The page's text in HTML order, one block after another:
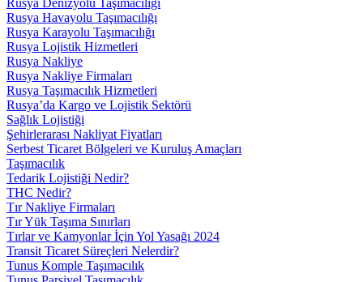
Rusya Havayolu Taşımacılığı
Rusya Karayolu Taşımacılığı
Rusya Lojistik Hizmetleri
Rusya Nakliye
Rusya Nakliye Firmaları
Rusya Taşımacılık Hizmetleri
Rusya’da Kargo ve Lojistik Sektörü
Sağlık Lojistiği
Şehirlerarası Nakliyat Fiyatları
Serbest Ticaret Bölgeleri ve Kuruluş Amaçları
Taşımacılık
Tedarik Lojistiği Nedir?
THC Nedir?
Tır Nakliye Firmaları
Tır Yük Taşıma Sınırları
Tırlar ve Kamyonlar İçin Yol Yasağı 2024
Transit Ticaret Süreçleri Nelerdir?
Tunus Komple Taşımacılık